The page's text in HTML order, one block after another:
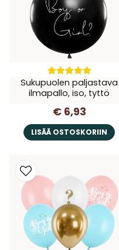
Sukupuolen paljastava
ilmapallo, iso, tyttö
€ 6,93
LISÄÄ OSTOSKORIIN